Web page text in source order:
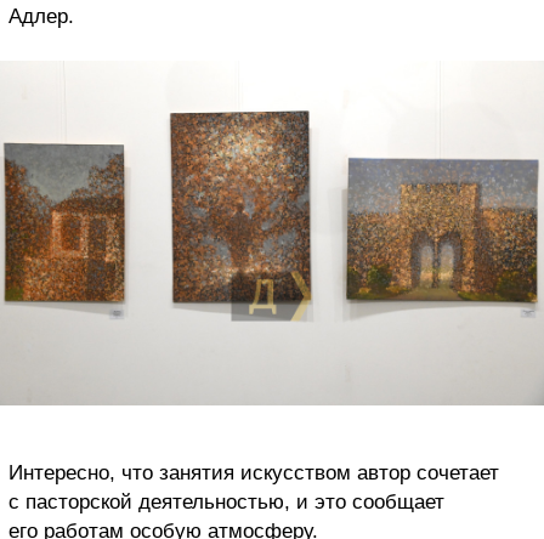
Адлер.
Интересно, что занятия искусством автор сочетает
с пасторской деятельностью, и это сообщает
его работам особую атмосферу.